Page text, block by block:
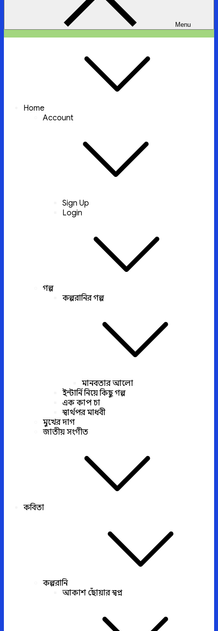
Menu
Home
Account
Sign Up
Login
গল্প
কল্পরানির গল্প
মানবতার আলো
ইন্টার্নি নিয়ে কিছু গল্প
এক কাপ চা
স্বার্থপর মাধবী
মুখের দাগ
জাতীয় সংগীত
কবিতা
কল্পরানি
আকাশ ছোঁয়ার স্বপ্ন